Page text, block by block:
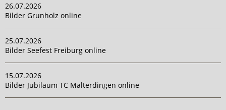
26.07.2026
Bilder Grunholz online
25.07.2026
Bilder Seefest Freiburg online
15.07.2026
Bilder Jubiläum TC Malterdingen online